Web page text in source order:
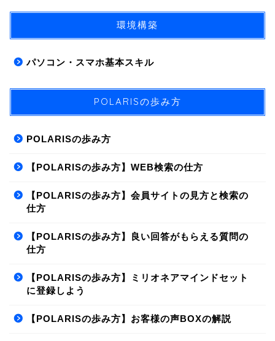
環境構築
パソコン・スマホ基本スキル
POLARISの歩み方
POLARISの歩み方
【POLARISの歩み方】WEB検索の仕方
【POLARISの歩み方】会員サイトの見方と検索の
仕方
【POLARISの歩み方】良い回答がもらえる質問の
仕方
【POLARISの歩み方】ミリオネアマインドセット
に登録しよう
【POLARISの歩み方】お客様の声BOXの解説